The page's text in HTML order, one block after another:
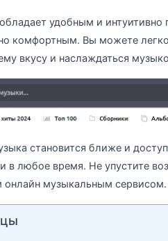
удобным и интуитивно
комфортным. Вы можете
вкусу и наслаждаться
становится ближе и
любое время. Не упустите
музыкальным сервисом.